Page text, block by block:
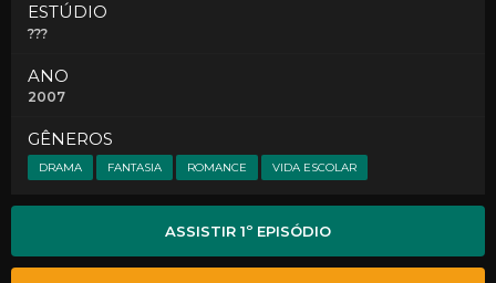
ESTÚDIO
???
ANO
2007
GÊNEROS
DRAMA FANTASIA ROMANCE VIDA ESCOLAR
ASSISTIR 1º EPISÓDIO